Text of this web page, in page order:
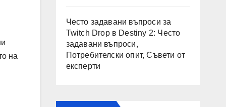
на
Често задавани въпроси за
Twitch Drop в Destiny 2: Често
задавани въпроси,
Потребителски опит, Съвети от
експерти